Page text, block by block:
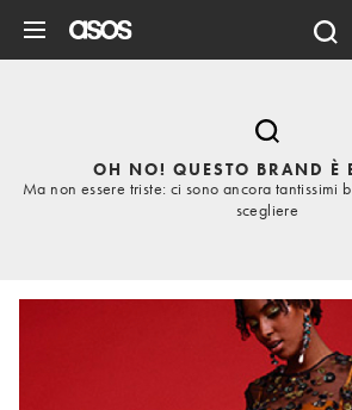
OH NO! QUESTO BRAND È
Ma non essere triste: ci sono ancora tantissimi
scegliere